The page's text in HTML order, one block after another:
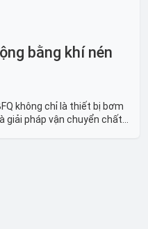
bằng khí nén
không chỉ là thiết bị bơm
giải pháp vận chuyển chất